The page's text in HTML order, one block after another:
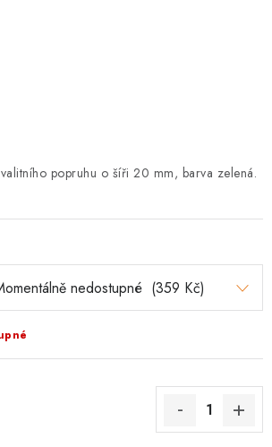
údajů
popruhu o šíři 20 mm, barva zelená.